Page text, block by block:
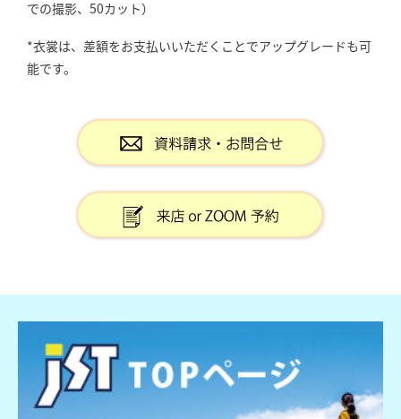
での撮影、50カット）
*衣裳は、差額をお支払いいただくことでアップグレードも可
能です。